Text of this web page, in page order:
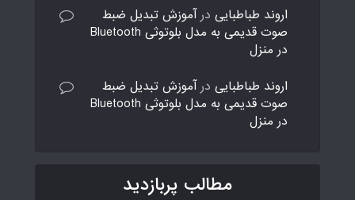
اروند طباطبایی درآموزش تبدیل ضبط
صوت قدیمی به مدل بلوتوثی Bluetooth
در منزل
اروند طباطبایی درآموزش تبدیل ضبط
صوت قدیمی به مدل بلوتوثی Bluetooth
در منزل
مطالب پربازدید